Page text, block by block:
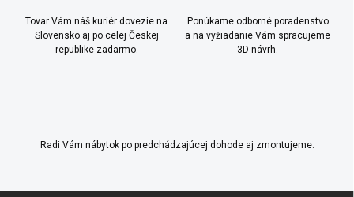
Tovar Vám náš kuriér dovezie na
Slovensko aj po celej Českej
republike zadarmo.
Ponúkame odborné poradenstvo
a na vyžiadanie Vám spracujeme
3D návrh.
Radi Vám nábytok po predchádzajúcej dohode aj zmontujeme.